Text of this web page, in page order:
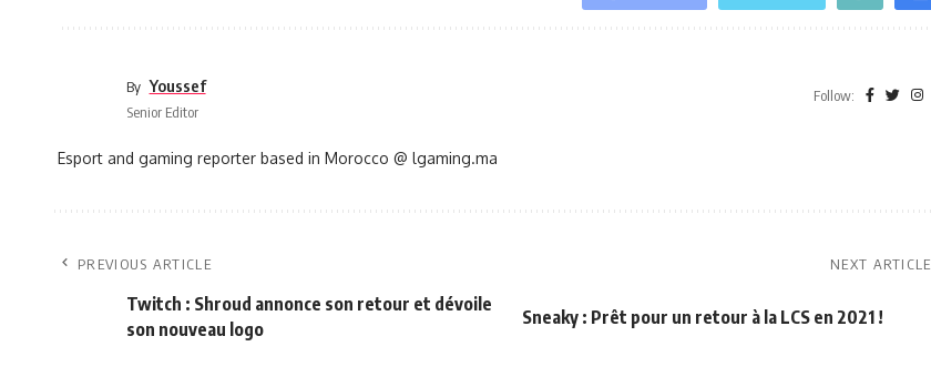
By Youssef
Senior Editor
Follow:
Esport and gaming reporter based in Morocco @ lgaming.ma
PREVIOUS ARTICLE
Twitch : Shroud annonce son retour et dévoile
son nouveau logo
NEXT ARTICLE
Sneaky : Prêt pour un retour à la LCS en 2021 !